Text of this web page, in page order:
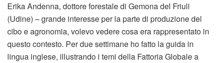
Erika Andenna, dottore forestale di Gemona del Friuli
(Udine) – grande interesse per la parte di produzione del
cibo e agronomia, volevo vedere cosa era rappresentato in
questo contesto. Per due settimane ho fatto la guida in
lingua inglese, illustrando i temi della Fattoria Globale a